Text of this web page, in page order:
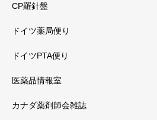
CP羅針盤
ドイツ薬局便り
ドイツPTA便り
医薬品情報室
カナダ薬剤師会雑誌